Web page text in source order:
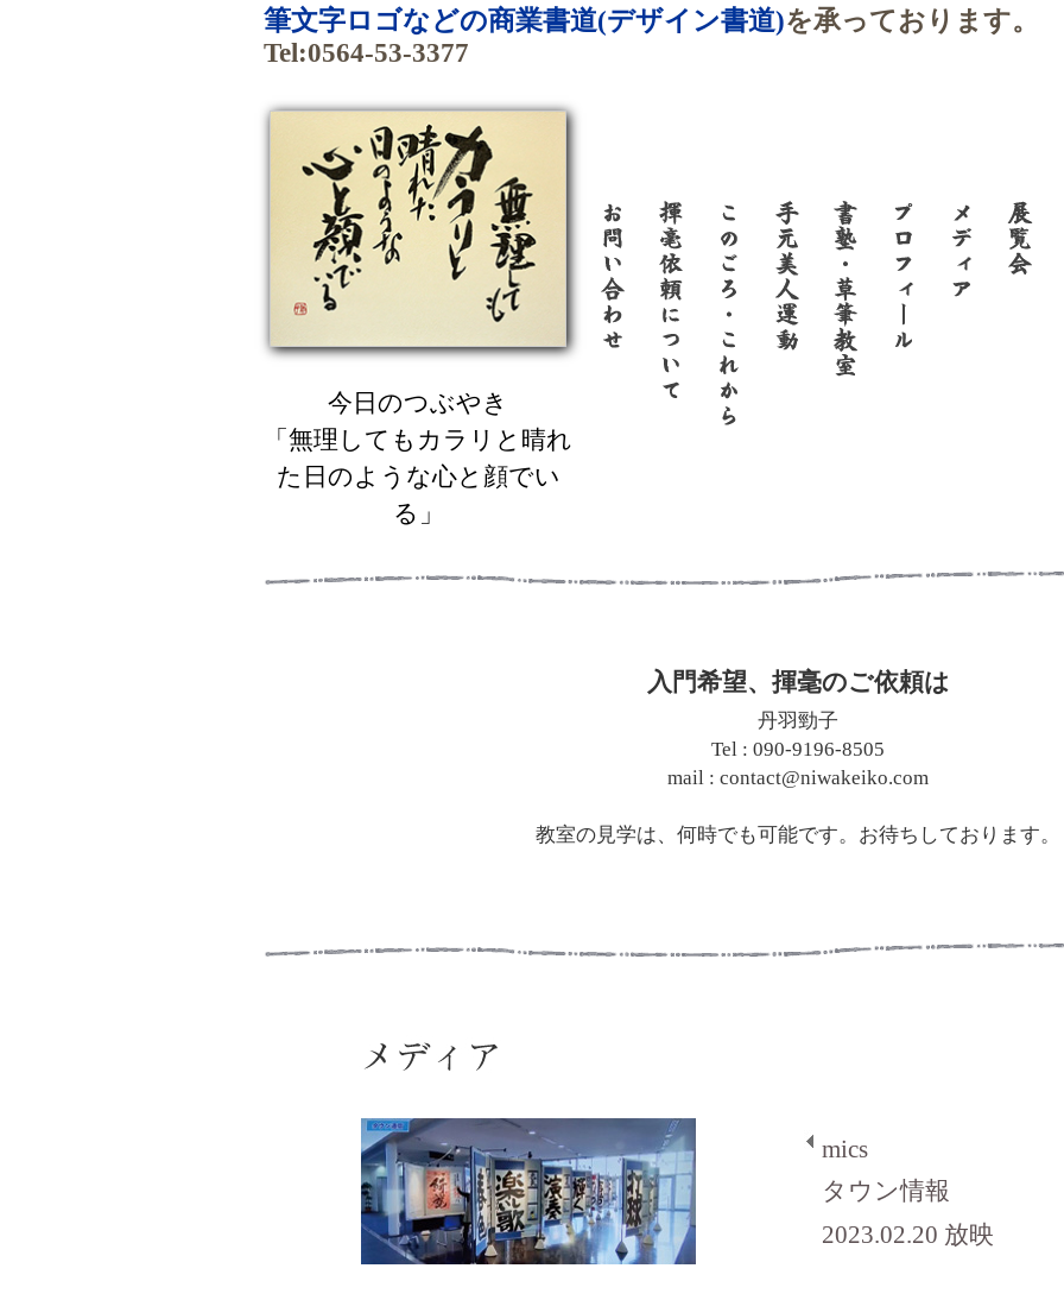
筆文字ロゴなどの商業書道(デザイン書道)を承っております。
Tel:0564-53-3377
今日のつぶやき
「無理してもカラリと晴れ
た日のような心と顔でい
る」
入門希望、揮毫のご依頼は
丹羽勁子
Tel : 090-9196-8505
mail : contact@niwakeiko.com
教室の見学は、何時でも可能です。お待ちしております。
mics
タウン情報
2023.02.20 放映